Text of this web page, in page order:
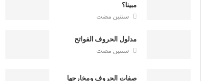
مبينا؟
سنتين مضت
مدلول الحروف الفواتح
سنتين مضت
صفات الحروف ومخارجها